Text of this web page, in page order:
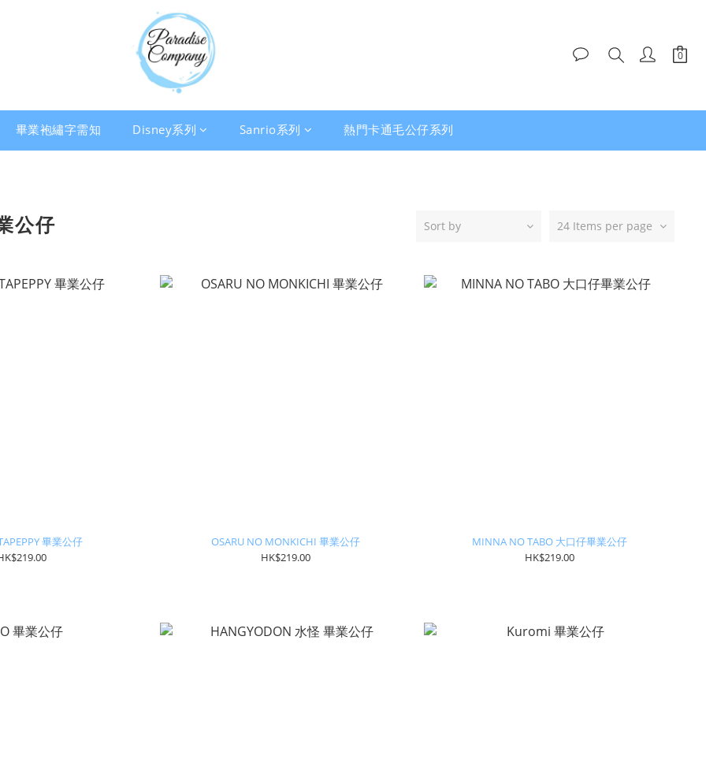
畢業袍繡字需知 Disney系列 Sanrio系列 熱門卡通毛公仔系列
公仔 Sort by 24 Items per page
畢業公仔
OSARU NO MONKICHI 畢業公仔
HK$219.00
MINNA NO TABO 大口仔畢業公仔
HK$219.00